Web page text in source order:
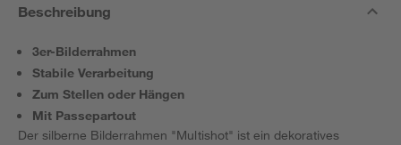
Beschreibung
3er-Bilderrahmen
Stabile Verarbeitung
Zum Stellen oder Hängen
Mit Passepartout
Der silberne Bilderrahmen "Multishot" ist ein dekoratives